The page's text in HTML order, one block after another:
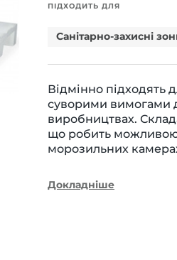
ПІДХОДИТЬ ДЛЯ
Санітарно-захисні
Відмінно підходять
суворими вимогами
виробництвах.
що робить можливою
морозильних
Докладніше